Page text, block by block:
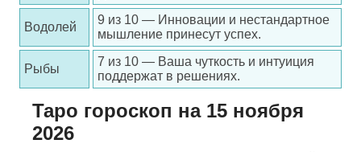
Водолей
9 из 10 — Инновации и нестандартное
мышление принесут успех.
Рыбы
7 из 10 — Ваша чуткость и интуиция
поддержат в решениях.
Таро гороскоп на 15 ноября
2026